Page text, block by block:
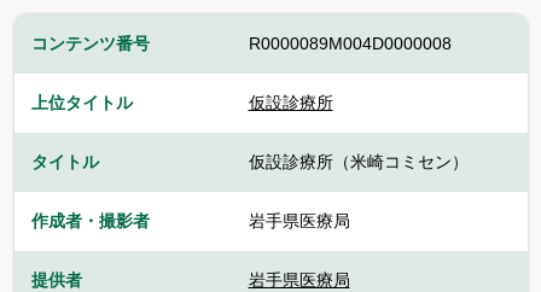
コンテンツ番号 R0000089M004D0000008
上位タイトル 仮設診療所
タイトル 仮設診療所（米崎コミセン）
作成者・撮影者 岩手県医療局
提供者 岩手県医療局